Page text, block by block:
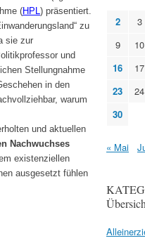
(HPL ) präsentiert.
zu
sie zur
und
Stellungnahme
in den
warum
und aktuellen
Nachwuchses
existenziellen
ausgesetzt fühlen
2
3
9
10
16
17
23
24
30
« Mai